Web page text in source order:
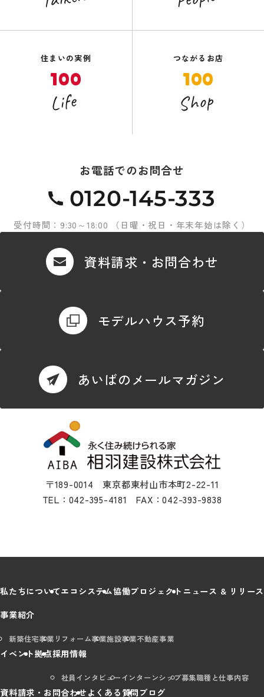
住まいの実例
100
Life
つながるお店
100
Shop
お電話でのお問合せ
0120-145-333
受付時間：9:30～18:00 （日曜・祝日・年末年始は除く）
資料請求・お問合わせ
モデルハウス予約
あいばのメールマガジン
〒189-0014 東京都東村山市本町2-22-11
TEL：042-395-4181 FAX：042-393-9838
私たちについてエコシステム協働プロジェクト ニュース & リリース
事業紹介
新築住宅事業 リフォーム事業施設事業不動産事業
イベント拠点採用情報
社員インタビューインターンシップ募集職種と仕事内容
資料請求・お問合わせ よくある質問 ブログ